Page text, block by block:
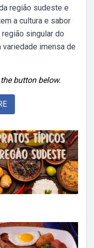
região sudeste e
a cultura e sabor
singular do
variedade imensa de
button below.